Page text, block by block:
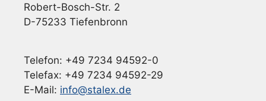
Robert-Bosch-Str. 2
D-75233 Tiefenbronn
Telefon: +49 7234 94592-0
Telefax: +49 7234 94592-29
E-Mail: info@stalex.de